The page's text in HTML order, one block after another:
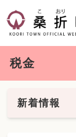
先
税金
新着情報